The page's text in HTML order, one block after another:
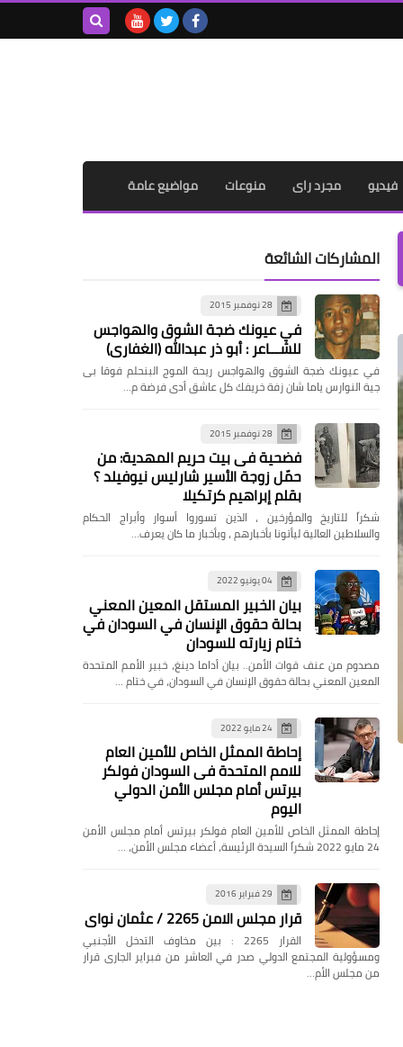
فيديو مجرد راى منوعات مواضيع عامة
المشاركات الشائعة
28 نوفمبر 2015
في عيونك ضجة الشوق والهواجس
للشـــاعر : أبو ذر عبدالله (الغفاري)
في عيونك ضجة الشوق والهواجس ريحة الموج البنحلم فوقا بى
جية النوارس ياما شان زفة خريفك كل عاشق أدى فرضة م…
28 نوفمبر 2015
فضحية فى بيت حريم المهدية: من
حمّل زوجة الأسير شارليس نيوفيلد ؟
بقلم إبراهيم كرتكيلا
شكراً للتاريخ والمؤرخين ، الذين تسوروا أسوار وأبراج الحكام
والسلاطين العالية ليأتونا بأخبارهم ، وبأخبار ما كان يعرف…
04 يونيو 2022
بيان الخبير المستقل المعين المعني
بحالة حقوق الإنسان في السودان في
ختام زيارته للسودان
مصدوم من عنف قوات الأمن.. بيان أداما دينغ، خبير الأمم المتحدة
المعين المعني بحالة حقوق الإنسان في السودان، في ختام …
24 مايو 2022
إحاطة الممثل الخاص للأمين العام
للامم المتحدة فى السودان فولكر
بيرتس أمام مجلس الأمن الدولي
اليوم
إحاطة الممثل الخاص للأمين العام فولكر بيرتس أمام مجلس الأمن
24 مايو 2022 شكراً السيدة الرئيسة، أعضاء مجلس الأمن، …
29 فبراير 2016
قرار مجلس الامن 2265 / عثمان نواى
القرار 2265 : بين مخاوف التدخل الأجنبي
ومسؤولية المجتمع الدولي صدر في العاشر من فبراير الجارى قرار
من مجلس الأم…